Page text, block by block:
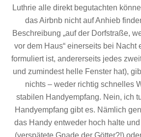
Luthrie alle direkt begutachten
das Airbnb nicht auf Anhieb
Beschreibung „auf der Dorfstraße,
vor dem Haus“ einerseits bei Nacht
formuliert ist, andererseits jedes
und zumindest helle Fenster hat),
nichts – weder richtig schnelles
stabilen Handyempfang. Nein, ich
Handyempfang gibt es. Nämlich
das Handy entweder hoch halte